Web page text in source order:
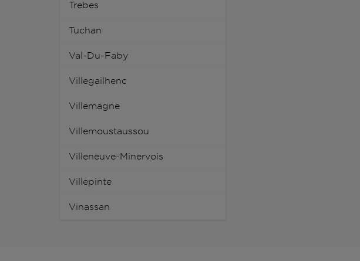
Trebes
Tuchan
Val-Du-Faby
Villegailhenc
Villemagne
Villemoustaussou
Villeneuve-Minervois
Villepinte
Vinassan